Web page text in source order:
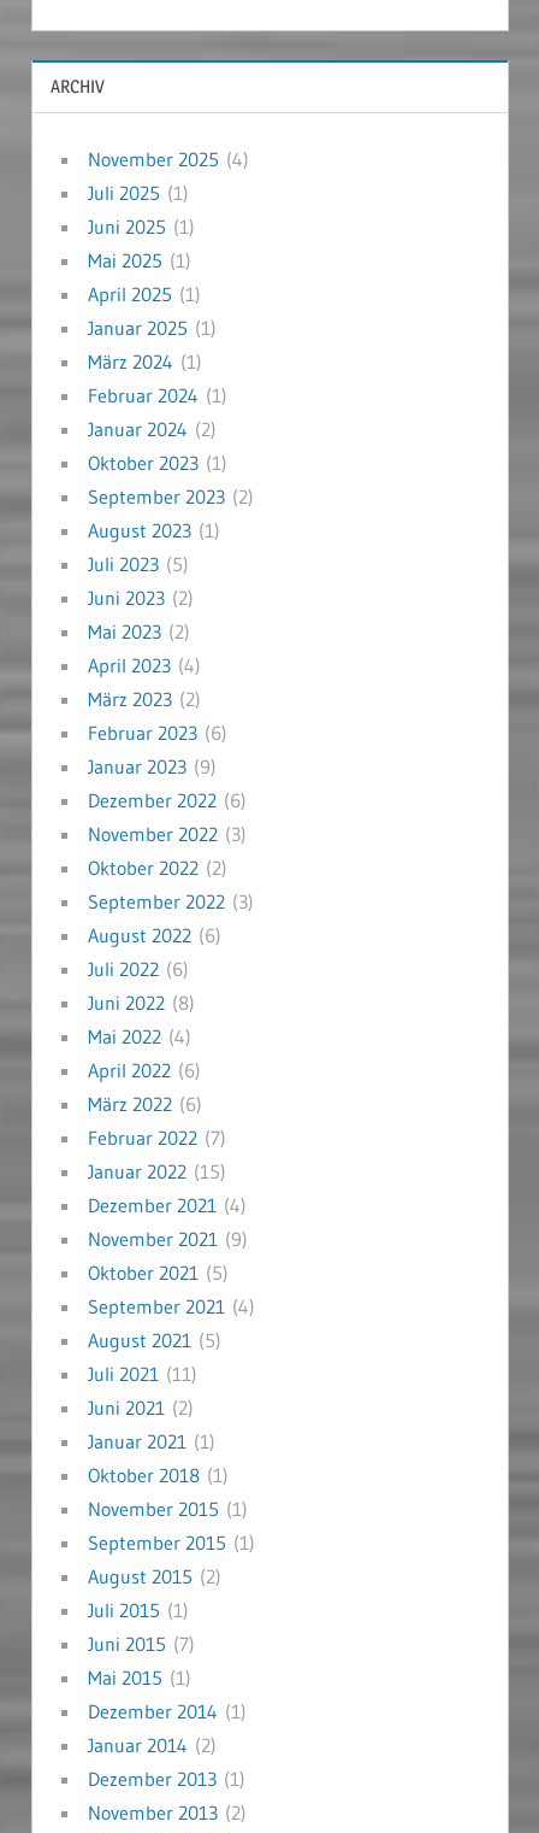
ARCHIV
November 2025 (4)
Juli 2025 (1)
Juni 2025 (1)
Mai 2025 (1)
April 2025 (1)
Januar 2025 (1)
März 2024 (1)
Februar 2024 (1)
Januar 2024 (2)
Oktober 2023(1)
September 2023(2)
August 2023(1)
Juli 2023(5)
Juni 2023(2)
Mai 2023(2)
April 2023(4)
März 2023(2)
Februar 2023(6)
Januar 2023(9)
Dezember 2022(6)
November 2022(3)
Oktober 2022(2)
September 2022(3)
August 2022(6)
Juli 2022(6)
Juni 2022(8)
Mai 2022(4)
April 2022(6)
März 2022(6)
Februar 2022(7)
Januar 2022(15)
Dezember 2021(4)
November 2021(9)
Oktober 2021(5)
September 2021(4)
August 2021(5)
Juli 2021(11)
Juni 2021(2)
Januar 2021(1)
Oktober 2018(1)
November 2015 (1)
September 2015 (1)
August 2015 (2)
Juli 2015 (1)
Juni 2015 (7)
Mai 2015 (1)
Dezember 2014 (1)
Januar 2014 (2)
Dezember 2013(1)
November 2013(2)